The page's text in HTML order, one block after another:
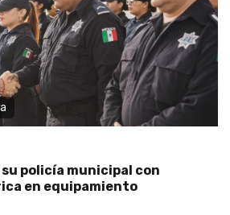
policía municipal con
en equipamiento